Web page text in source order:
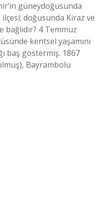
güneydoğusunda
doğusunda Kiraz ve
bağlıdır? 4 Temmuz
kentsel yaşamını
baş göstermiş. 1867
Bayrambolu